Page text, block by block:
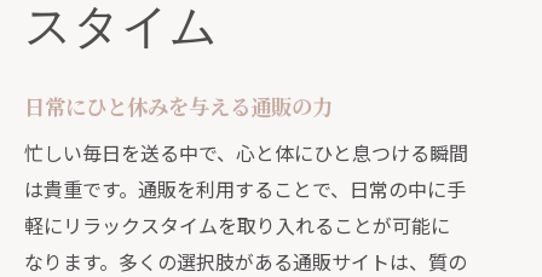
スタイム
日常にひと休みを与える通販の力
忙しい毎日を送る中で、心と体にひと息つける瞬間
は貴重です。通販を利用することで、日常の中に手
軽にリラックスタイムを取り入れることが可能に
なります。多くの選択肢がある通販サイトは、質の